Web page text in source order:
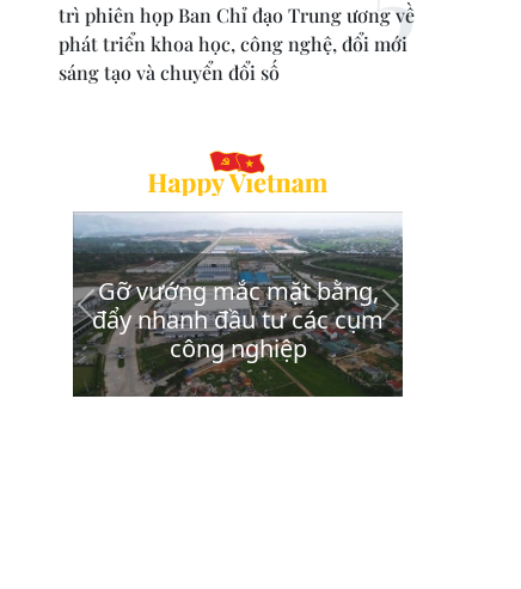
trì phiên họp Ban Chỉ đạo Trung ương về
phát triển khoa học, công nghệ, đổi mới
sáng tạo và chuyển đổi số